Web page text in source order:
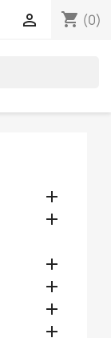
shopping_cart (0)






